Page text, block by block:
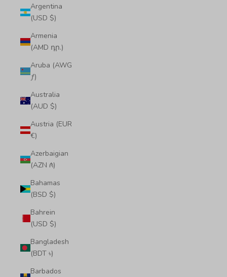
Argentina
(USD $)
Armenia
(AMD դր.)
Aruba (AWG
ƒ)
Australia
(AUD $)
Austria (EUR
€)
Azerbaigian
(AZN ₼)
Bahamas
(BSD $)
Bahrein
(USD $)
Bangladesh
(BDT ৳)
Barbados